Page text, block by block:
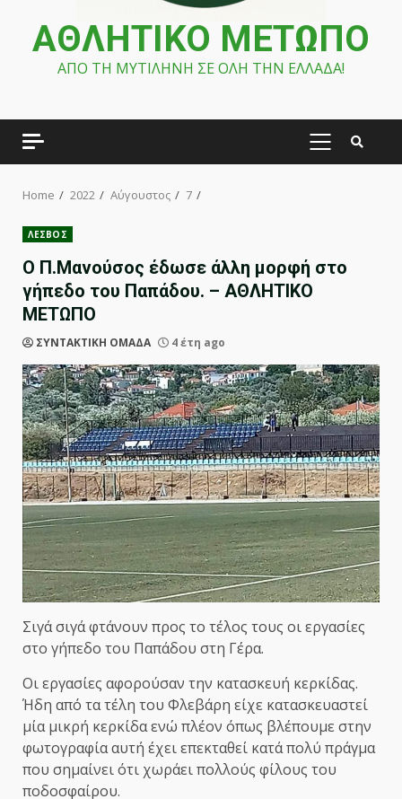
ΑΘΛΗΤΙΚΟ ΜΕΤΩΠΟ
ΑΠΟ ΤΗ ΜΥΤΙΛΗΝΗ ΣΕ ΟΛΗ ΤΗΝ ΕΛΛΑΔΑ!
PRIMARY
Home 2022 Αύγουστος 7
ΛΕΣΒΟΣ
Ο Π.Μανούσος έδωσε άλλη μορφή στο
γήπεδο του Παπάδου. – ΑΘΛΗΤΙΚΟ
ΜΕΤΩΠΟ
ΣΥΝΤΑΚΤΙΚΗ ΟΜΑΔΑ 4 έτη ago
Σιγά σιγά φτάνουν προς το τέλος τους οι εργασίες
στο γήπεδο του Παπάδου στη Γέρα.
Οι εργασίες αφορούσαν την κατασκευή κερκίδας.
Ήδη από τα τέλη του Φλεβάρη είχε κατασκευαστεί
μία μικρή κερκίδα ενώ πλέον όπως βλέπουμε στην
φωτογραφία αυτή έχει επεκταθεί κατά πολύ πράγμα
που σημαίνει ότι χωράει πολλούς φίλους του
ποδοσφαίρου.